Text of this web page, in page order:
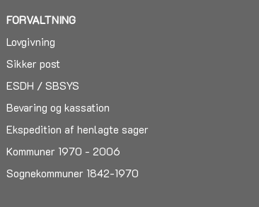
FORVALTNING
Lovgivning
Sikker post
ESDH / SBSYS
Bevaring og kassation
Ekspedition af henlagte sager
Kommuner 1970 - 2006
Sognekommuner 1842-1970